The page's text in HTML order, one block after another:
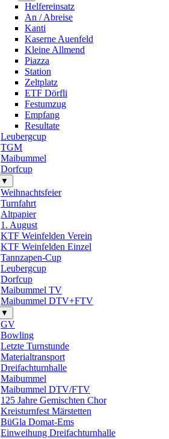
Helfereinsatz
An / Abreise
Kanti
Kaserne Auenfeld
Kleine Allmend
Piazza
Station
Zeltplatz
ETF Dörfli
Festumzug
Empfang
Resultate
Leubergcup
TGM
Maibummel
Dorfcup
▼
Weihnachtsfeier
Turnfahrt
Altpapier
1. August
KTF Weinfelden Verein
KTF Weinfelden Einzel
Tannzapen-Cup
Leubergcup
Dorfcup
Maibummel TV
Maibummel DTV+FTV
▼
GV
Bowling
Letzte Turnstunde
Materialtransport
Dreifachturnhalle
Maibummel
Maibummel DTV/FTV
125 Jahre Gemischten Chor
Kreisturnfest Märstetten
BüGla Domat-Ems
Einweihung Dreifachturnhalle